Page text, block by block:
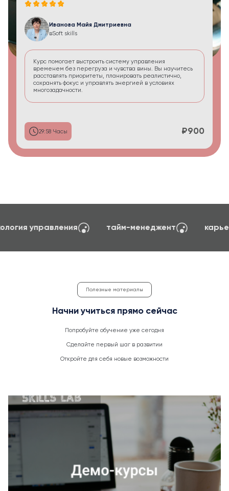
Иванова Майя Дмитриевна
вSoft skills
Курс помогает выстроить систему управления
временем без перегруза и чувства вины. Вы научитесь
расставлять приоритеты, планировать реалистично,
сохранять фокус и управлять энергией в условиях
многозадачности.
29:58 Часы ₽900
создание сайтов на TILDA психология
Полезные материалы
Начни учиться прямо сейчас
Попробуйте обучение уже сегодня
Сделайте первый шаг в развитии
Откройте для себя новые возможности